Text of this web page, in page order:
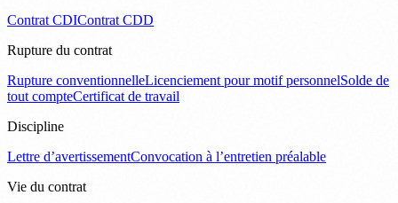
Contrat CDIContrat CDD
Rupture du contrat
Rupture conventionnelleLicenciement pour motif personnelSolde de
tout compteCertificat de travail
Discipline
Lettre d’avertissementConvocation à l’entretien préalable
Vie du contrat